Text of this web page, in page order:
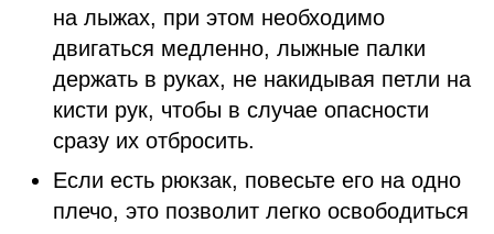
на лыжах, при этом необходимо
двигаться медленно, лыжные палки
держать в руках, не накидывая петли на
кисти рук, чтобы в случае опасности
сразу их отбросить.
Если есть рюкзак, повесьте его на одно
плечо, это позволит легко освободиться